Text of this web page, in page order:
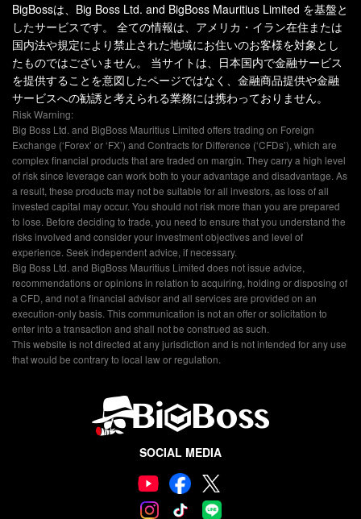
BigBossは、Big Boss Ltd. and BigBoss Mauritius Limited を基盤と
したサービスです。 全ての情報は、アメリカ・イラン在住または
国内法や規定により禁止された地域にお住いのお客様を対象とし
たものではございません。 当サイトは、日本国内で金融サービス
を提供することを意図したページではなく、金融商品提供や金融
サービスへの勧誘と考えられる業務には携わっておりません。
Risk Warning:
Big Boss Ltd. and BigBoss Mauritius Limited offers trading on Foreign
Exchange (‘Forex’ or ‘FX’) and Contracts for Difference (‘CFDs’), which are
complex financial products that are traded on margin. They carry a high level
of risk since leverage can work both to your advantage and disadvantage. As
a result, these products may not be suitable for all investors, as loss of all
invested capital may occur. You should not risk more than you are prepared
to lose. Before deciding to trade, you need to ensure that you understand the
risks involved and consider your investment objectives and level of
experience. Seek independent advice, if necessary.
Big Boss Ltd. and BigBoss Mauritius Limited does not issue advice,
recommendations or opinions in relation to acquiring, holding or disposing of
a CFD, and not a financial advisor and all services are provided on an
execution-only basis. This communication is not an offer or solicitation to
enter into a transaction and shall not be construed as such.
This website is not directed at any jurisdiction and is not intended for any use
that would be contrary to local law or regulation.
SOCIAL MEDIA